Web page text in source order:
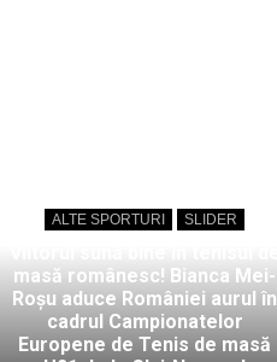
ALTE SPORTURI SLIDER
masă românesc! Bianca Mei-
Roșu aduce României aurul în
cadrul Campionatelor
Europene de Tenis de masă